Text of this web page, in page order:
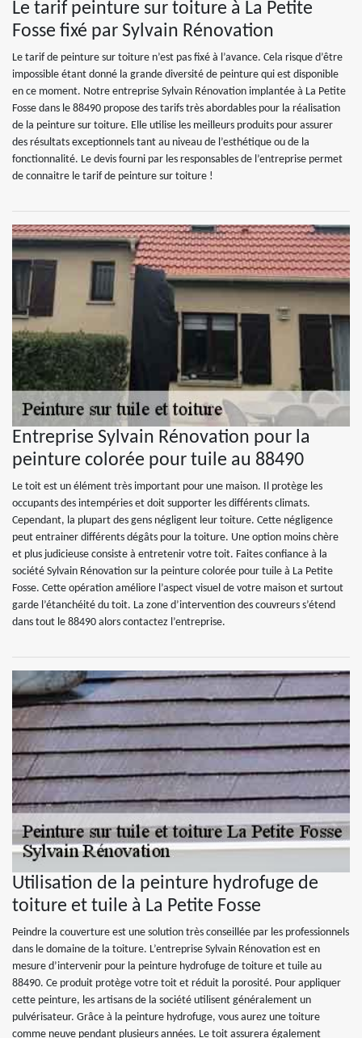
Le tarif peinture sur toiture à La Petite
Fosse fixé par Sylvain Rénovation
Le tarif de peinture sur toiture n’est pas fixé à l’avance. Cela risque d’être
impossible étant donné la grande diversité de peinture qui est disponible
en ce moment. Notre entreprise Sylvain Rénovation implantée à La Petite
Fosse dans le 88490 propose des tarifs très abordables pour la réalisation
de la peinture sur toiture. Elle utilise les meilleurs produits pour assurer
des résultats exceptionnels tant au niveau de l’esthétique ou de la
fonctionnalité. Le devis fourni par les responsables de l’entreprise permet
de connaitre le tarif de peinture sur toiture !
Entreprise Sylvain Rénovation pour la
peinture colorée pour tuile au 88490
Le toit est un élément très important pour une maison. Il protège les
occupants des intempéries et doit supporter les différents climats.
Cependant, la plupart des gens négligent leur toiture. Cette négligence
peut entrainer différents dégâts pour la toiture. Une option moins chère
et plus judicieuse consiste à entretenir votre toit. Faites confiance à la
société Sylvain Rénovation sur la peinture colorée pour tuile à La Petite
Fosse. Cette opération améliore l’aspect visuel de votre maison et surtout
garde l’étanchéité du toit. La zone d’intervention des couvreurs s’étend
dans tout le 88490 alors contactez l’entreprise.
Utilisation de la peinture hydrofuge de
toiture et tuile à La Petite Fosse
Peindre la couverture est une solution très conseillée par les professionnels
dans le domaine de la toiture. L’entreprise Sylvain Rénovation est en
mesure d’intervenir pour la peinture hydrofuge de toiture et tuile au
88490. Ce produit protège votre toit et réduit la porosité. Pour appliquer
cette peinture, les artisans de la société utilisent généralement un
pulvérisateur. Grâce à la peinture hydrofuge, vous aurez une toiture
comme neuve pendant plusieurs années. Le toit assurera également